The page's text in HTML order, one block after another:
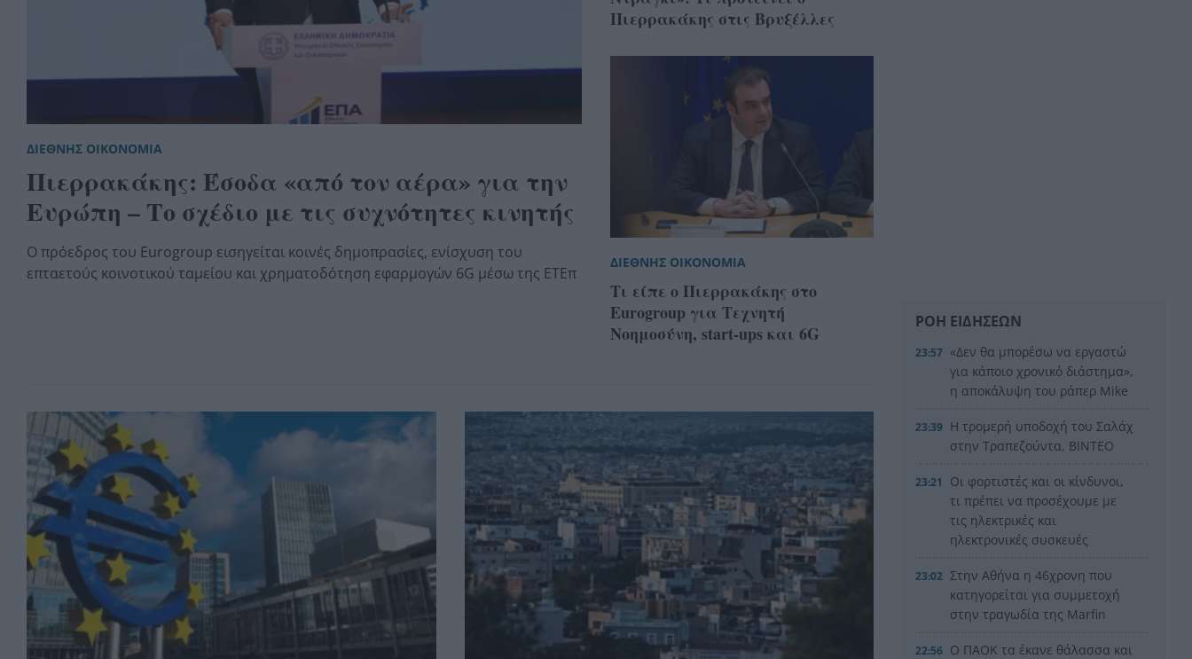
ΔΙΕΘΝΗΣ ΟΙΚΟΝΟΜΙΑ
Πιερρακάκης: Έσοδα «από τον αέρα» για την
Ευρώπη – Το σχέδιο με τις συχνότητες κινητής
Ο πρόεδρος του Eurogroup εισηγείται κοινές δημοπρασίες, ενίσχυση του
επταετούς κοινοτικού ταμείου και χρηματοδότηση εφαρμογών 6G μέσω της ΕΤΕπ
Πιερρακάκης στις Βρυξέλλες
ΔΙΕΘΝΗΣ ΟΙΚΟΝΟΜΙΑ
Τι είπε ο Πιερρακάκης στο
Eurogroup για Τεχνητή
Νοημοσύνη, start-ups και 6G
ΡΟΗ ΕΙΔΗΣΕΩΝ
23:57 «Δεν θα μπορέσω να εργαστώ
για κάποιο χρονικό διάστημα»,
η αποκάλυψη του ράπερ Mike
23:39 Η τρομερή υποδοχή του Σαλάχ
στην Τραπεζούντα, ΒΙΝΤΕΟ
23:21
Οι φορτιστές και οι κίνδυνοι,
τι πρέπει να προσέχουμε με
τις ηλεκτρικές και
ηλεκτρονικές συσκευές
23:02 Στην Αθήνα η 46χρονη που
κατηγορείται για συμμετοχή
στην τραγωδία της Marfin
22:56 Ο ΠΑΟΚ τα έκανε θάλασσα και